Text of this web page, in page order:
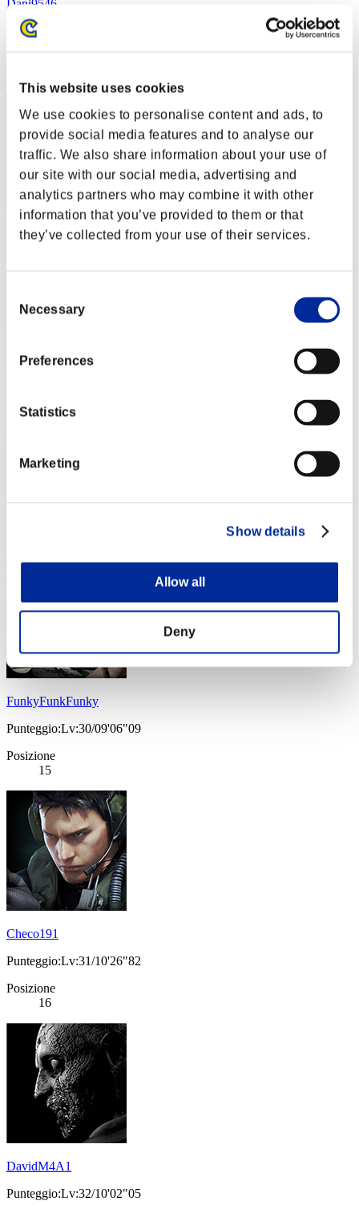
This website uses cookies
We use cookies to personalise content and ads, to
provide social media features and to analyse our
traffic. We also share information about your use of
our site with our social media, advertising and
analytics partners who may combine it with other
information that you’ve provided to them or that
they’ve collected from your use of their services.
Selection
Necessary
Preferences
Statistics
Marketing
Show details
Allow all
Deny
Dani9546
Punteggio:Lv:20/05'22"19
TopsideAlloy59
13
TripleG
FunkyFunkFunky
Punteggio:Lv:30/09'06"09
Posizione
15
Checo191
Punteggio:Lv:31/10'26"82
Posizione
16
DavidM4A1
Punteggio:Lv:32/10'02"05